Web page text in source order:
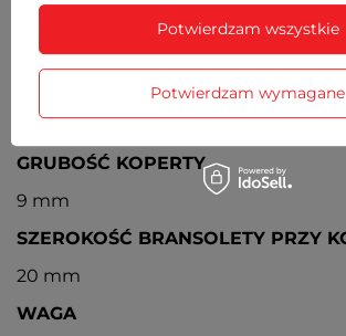
MECHANIZM
Miyota
ŚREDNICA KOPERTY
40 mm
GRUBOŚĆ KOPERTY
9 mm
SZEROKOŚĆ BRANSOLETY PRZY
20 mm
WAGA
Potwierdzam wymagane
Potwierdzam wszystkie